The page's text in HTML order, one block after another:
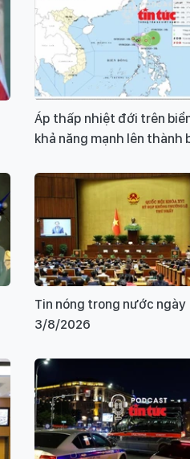
Áp thấp nhiệt đới trên
khả năng mạnh lên thành
Tin nóng trong nước ngày
3/8/2026